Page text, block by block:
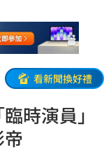
看新聞換好禮
時演員」